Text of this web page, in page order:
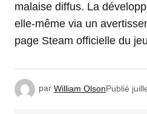
malaise diffus. La
elle-même via un
page Steam officielle du
par William OlsonPublié